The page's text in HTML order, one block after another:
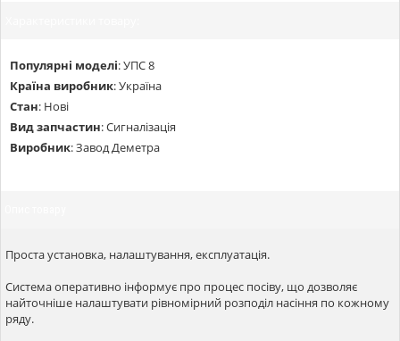
Популярні моделі:УПС 8
Країна виробник:Україна
Стан: Нові
Вид запчастин:Сигналізація
Виробник:Завод Деметра
Проста установка, налаштування, експлуатація.
Система оперативно інформує про процес посіву, що дозволяє
найточніше налаштувати рівномірний розподіл насіння по кожному
ряду.